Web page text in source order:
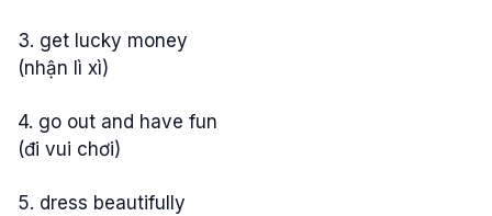
3. get lucky money
(nhận lì xì)
4. go out and have fun
(đi vui chơi)
5. dress beautifully